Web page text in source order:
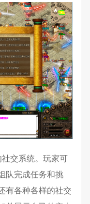
交系统。玩家可
队完成任务和挑
有各种各样的社交